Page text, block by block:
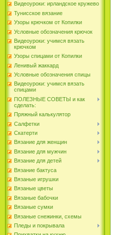
Видеоуроки: ирландское кружево
Тунисское вязание
Узоры крючком от Копилки
Условные обозначения крючок
Видеоуроки: учимся вязать
крючком
Узоры спицами от Копилки
Ленивый жаккард
Условные обозначения спицы
Видеоуроки: учимся вязать
спицами
ПОЛЕЗНЫЕ СОВЕТЫ и как
сделать:
Пряжный калькулятор
Салфетки
Скатерти
Вязание для женщин
Вязание для мужчин
Вязание для детей
Вязание бактуса
Вязаные игрушки
Вязаные цветы
Вязаные бабочки
Вязаные сумки
Вязаные снежинки, схемы
Пледы и покрывала